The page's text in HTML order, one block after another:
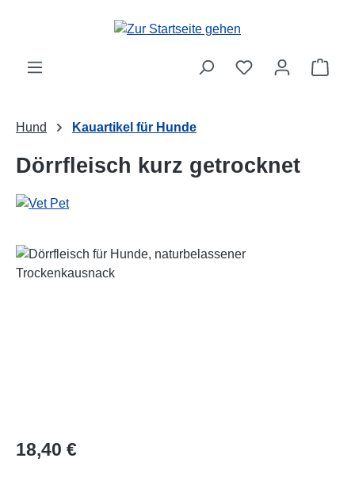
Zum Hauptinhalt springen
Hund Kauartikel für Hunde
Dörrfleisch kurz getrocknet
Bildergalerie überspringen
Regulärer Preis:
18,40 €